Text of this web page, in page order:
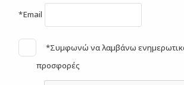
*Email
*Συμφωνώ να λαμβάνω
προσφορές